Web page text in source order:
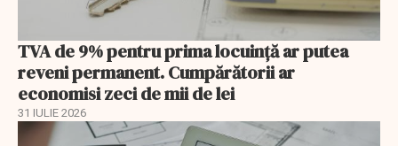
TVA de 9% pentru prima locuință ar putea
reveni permanent. Cumpărătorii ar
economisi zeci de mii de lei
31 IULIE 2026